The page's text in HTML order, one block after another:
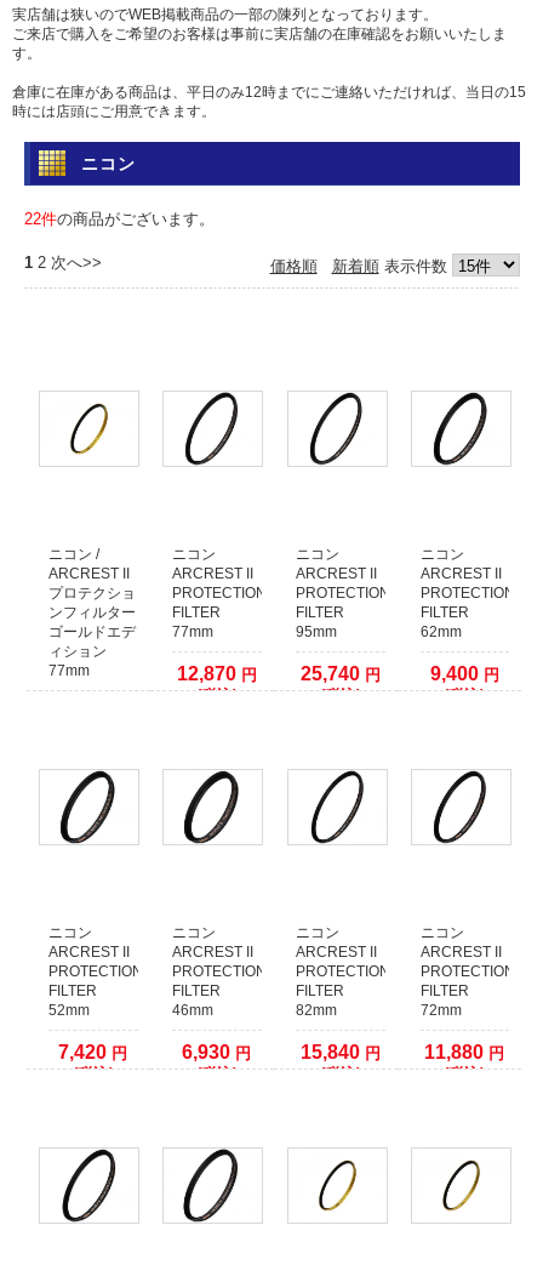
実店舗は狭いのでWEB掲載商品の一部の陳列となっております。
ご来店で購入をご希望のお客様は事前に実店舗の在庫確認をお願いいたしま
す。
倉庫に在庫がある商品は、平日のみ12時までにご連絡いただければ、当日の15
時には店頭にご用意できます。
土日祝日は倉庫からの出荷を行っていませんのであらかじめご了承ください。
問い合わせ
電話 052-583-7558 Eメール: info@camera-sell-buy.com
2023年06月01日
カードご利用の方にはご迷惑をおかけいたしますが、ご容赦くださいますよう
お願い申し上げます。
2017年05月12日
各クレジットカード会社の本人認証サービスをご利用いただいた場合、決済確
認時間を早めることが出来ます。
本人認証サービス以外のクレジット決済に関しましては、従来通り決済をカー
ド会社へ確認してからの発送となります。
1日程度(場合により2、3日以上)出荷までお時間がかかりますので予めご了承く
ださい。
まして取り扱いを終了いたします。
複数の代金引換注文で合計額が50万円以上になる場合は、同日での発送ができ
ません。発送日をずらしますので納期が余分にかかります。
店頭でのご購入希望のお客様へ
当店の商品は、ほとんどが倉庫で保管しておりますので
WEBサイトで在庫有りとなっておりましても、店頭には無い場合がございま
ますようお願いいたします。
ニコン
22件の商品がございます。
価格順 新着順表示件数
1 2 次へ>>
ニコン /
ARCREST II
プロテクショ
ンフィルター
ゴールドエデ
ィション
77mm
ニコン
ARCREST II
PROTECTION
FILTER
77mm
12,870円
(税込)
ニコン
ARCREST II
PROTECTION
FILTER
95mm
25,740 円
(税込)
ニコン
ARCREST II
PROTECTION
FILTER
62mm
9,400円
(税込)
ニコン
ARCREST II
PROTECTION
FILTER
52mm
7,420 円
(税込)
ニコン
ARCREST II
PROTECTION
FILTER
46mm
6,930 円
(税込)
ニコン
ARCREST II
PROTECTION
FILTER
82mm
15,840 円
(税込)
ニコン
ARCREST II
PROTECTION
FILTER
72mm
11,880 円
(税込)